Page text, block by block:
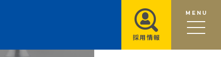
MENU
採用情報